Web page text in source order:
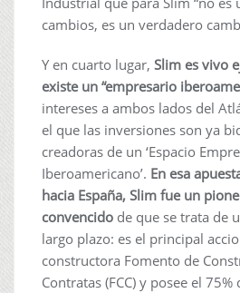
cambios, es un verdadero
Y en cuarto lugar, Slim es vivo
existe un “empresario
intereses a ambos lados del
el que las inversiones son ya
creadoras de un ‘Espacio
Iberoamericano’. En esa
hacia España, Slim fue un
convencido de que se trata de
largo plazo: es el principal
constructora Fomento de
Contratas (FCC) y posee el